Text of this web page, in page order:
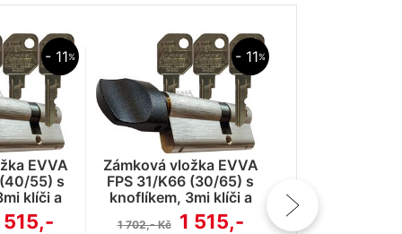
- 11%
EVVA
55) s
klíči a
odvrtání
- 11%
Zámková vložka EVVA
FPS 31/K66 (30/65) s
knoflíkem, 3mi klíči a
ochranou proti odvrtání
1 702,- Kč
1 515,-